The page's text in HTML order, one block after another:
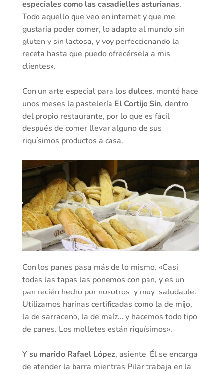
especiales como las casadielles asturianas.
Todo aquello que veo en internet y que me
gustaría poder comer, lo adapto al mundo sin
gluten y sin lactosa, y voy perfeccionando la
receta hasta que puedo ofrecérsela a mis
clientes».
Con un arte especial para los dulces, montó hace
unos meses la pastelería El Cortijo Sin, dentro
del propio restaurante, por lo que es fácil
después de comer llevar alguno de sus
riquísimos productos a casa.
Con los panes pasa más de lo mismo. «Casi
todas las tapas las ponemos con pan, y es un
pan recién hecho por nosotros y muy saludable.
Utilizamos harinas certificadas como la de mijo,
la de sarraceno, la de maíz… y hacemos todo tipo
de panes. Los molletes están riquísimos».
Ysu marido Rafael López, asiente. Él se encarga
de atender la barra mientras Pilar trabaja en la